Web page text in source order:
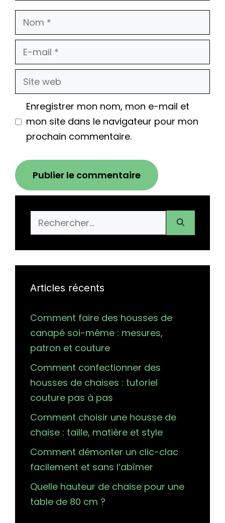
Nom
E-
mail
Site
web
Enregistrer mon nom, mon e-mail et
mon site dans le navigateur pour mon
prochain commentaire.
Rechercher :
Articles récents
Comment faire des housses de
canapé soi-même : mesures,
patron et couture
Comment confectionner des
housses de chaises : tutoriel
couture pas à pas
Comment choisir une housse de
chaise : taille, matière et style
Comment démonter un clic-clac
facilement et sans l’abîmer
Quelle hauteur de chaise pour une
table de 80 cm ?